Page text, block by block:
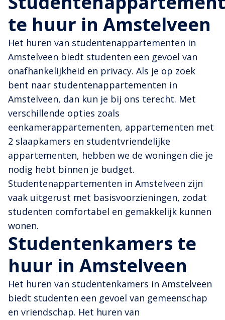
te huur in Amstelveen
Het huren van studentenappartementen in
Amstelveen biedt studenten een gevoel van
onafhankelijkheid en privacy. Als je op zoek
bent naar studentenappartementen in
Amstelveen, dan kun je bij ons terecht. Met
verschillende opties zoals
eenkamerappartementen, appartementen met
2 slaapkamers en studentvriendelijke
appartementen, hebben we de woningen die je
nodig hebt binnen je budget.
Studentenappartementen in Amstelveen zijn
vaak uitgerust met basisvoorzieningen, zodat
studenten comfortabel en gemakkelijk kunnen
wonen.
Studentenkamers te
huur in Amstelveen
Het huren van studentenkamers in Amstelveen
biedt studenten een gevoel van gemeenschap
en vriendschap. Het huren van